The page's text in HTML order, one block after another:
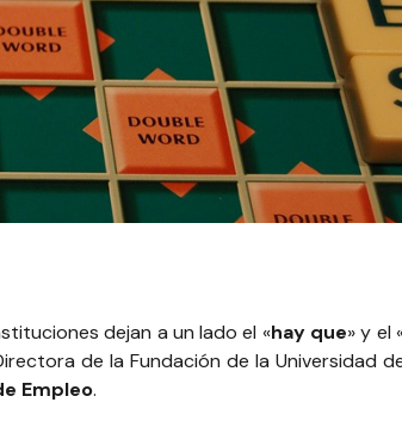
dejan a un lado el «hay que» y el
de la Fundación de la Universidad
Empleo.